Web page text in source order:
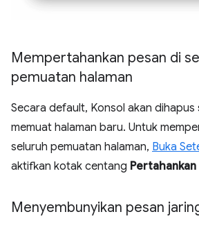
Mempertahankan pesan di
pemuatan halaman
Secara default, Konsol akan dihapus
memuat halaman baru. Untuk
seluruh pemuatan halaman, Buka
aktifkan kotak centang Pertahankan
Menyembunyikan pesan